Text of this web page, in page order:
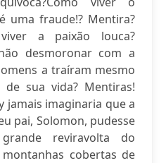
uma fraude!? Mentira?
a paixão louca?
desmoronar com a
a traíram mesmo
sua vida? Mentiras!
jamais imaginaria que a
pai, Solomon, pudesse
reviravolta do
cobertas de